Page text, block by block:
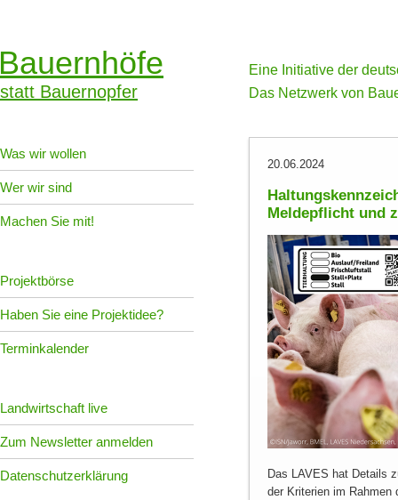
statt Bauernopfer
Eine Initiative der
Das Netzwerk von
Was wir wollen
Wer wir sind
Machen Sie mit!
Projektbörse
Haben Sie eine Projektidee?
Terminkalender
Landwirtschaft live
Zum Newsletter anmelden
Datenschutzerklärung
20.06.2024
Meldepflicht und
Das LAVES hat Details
der Kriterien im Rahmen